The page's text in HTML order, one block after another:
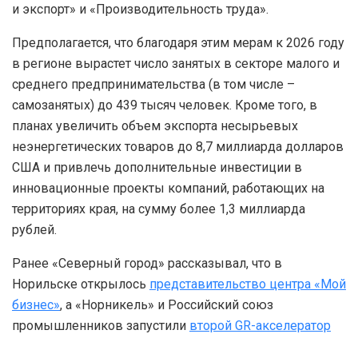
и экспорт» и «Производительность труда».
Предполагается, что благодаря этим мерам к 2026 году
в регионе вырастет число занятых в секторе малого и
среднего предпринимательства (в том числе –
самозанятых) до 439 тысяч человек. Кроме того, в
планах увеличить объем экспорта несырьевых
неэнергетических товаров до 8,7 миллиарда долларов
США и привлечь дополнительные инвестиции в
инновационные проекты компаний, работающих на
территориях края, на сумму более 1,3 миллиарда
рублей.
Ранее «Северный город» рассказывал, что в
Норильске открылось представительство центра «Мой
бизнес», а «Норникель» и Российский союз
промышленников запустили второй GR-акселератор